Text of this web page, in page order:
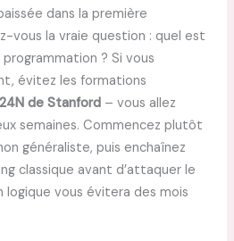
dans la première
vous la vraie question : quel est
? Si vous
évitez les formations
de Stanford– vous allez
semaines. Commencez plutôt
généraliste, puis enchaînez
classique avant d’attaquer le
logique vous évitera des mois